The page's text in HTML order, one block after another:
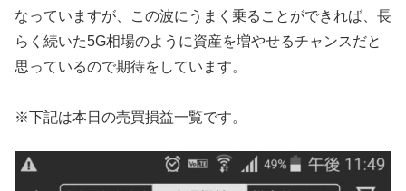
なっていますが、この波にうまく乗ることができれば、長
らく続いた5G相場のように資産を増やせるチャンスだと
思っているので期待をしています。
※下記は本日の売買損益一覧です。